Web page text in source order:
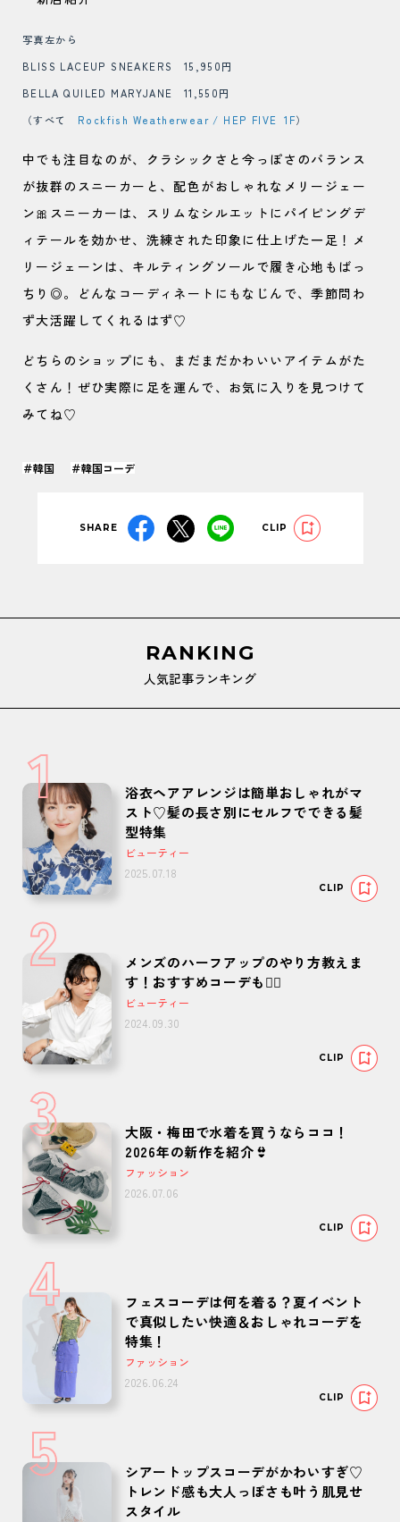
写真左から
BLISS LACEUP SNEAKERS 15,950円
BELLA QUILED MARYJANE 11,550円
（すべて Rockfish Weatherwear / HEP FIVE 1F）
中でも注目なのが、クラシックさと今っぽさのバランス
が抜群のスニーカーと、配色がおしゃれなメリージェー
ン🎀スニーカーは、スリムなシルエットにパイピングデ
ィテールを効かせ、洗練された印象に仕上げた一足！メ
リージェーンは、キルティングソールで履き心地もばっ
ちり◎。どんなコーディネートにもなじんで、季節問わ
ず大活躍してくれるはず♡
どちらのショップにも、まだまだかわいいアイテムがた
くさん！ぜひ実際に足を運んで、お気に入りを見つけて
みてね♡
＃韓国 ＃韓国コーデ
SHARE CLIP
RANKING
人気記事ランキング
1
浴衣ヘアアレンジは簡単おしゃれがマ
スト♡髪の長さ別にセルフでできる髪
型特集
ビューティー
2025.07.18
CLIP
2
メンズのハーフアップのやり方教えま
す！おすすめコーデも🙆‍♂️
ビューティー
2024.09.30
CLIP
3
大阪・梅田で水着を買うならココ！
2026年の新作を紹介👙
ファッション
2026.07.06
CLIP
4
フェスコーデは何を着る？夏イベント
で真似したい快適＆おしゃれコーデを
特集！
ファッション
2026.06.24
CLIP
5
シアートップスコーデがかわいすぎ♡
トレンド感も大人っぽさも叶う肌見せ
スタイル